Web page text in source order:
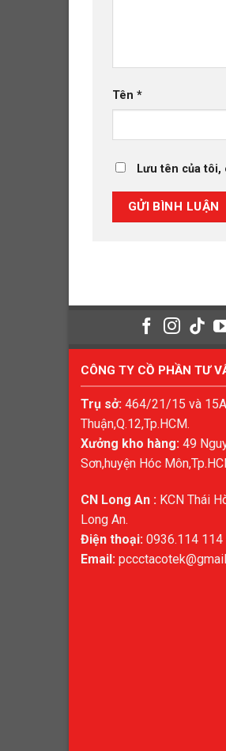
Tên *
Lưu tên của
CÔNG TY CỒ PHẦN TƯ
Trụ sở: 464/21/15 và 15A
Thuận,Q.12,Tp.HCM.
Xưởng kho hàng: 49
Sơn,huyện Hóc
CN Long An : KCN Thái
Long An.
Điện thoại: 0936.114
Email: